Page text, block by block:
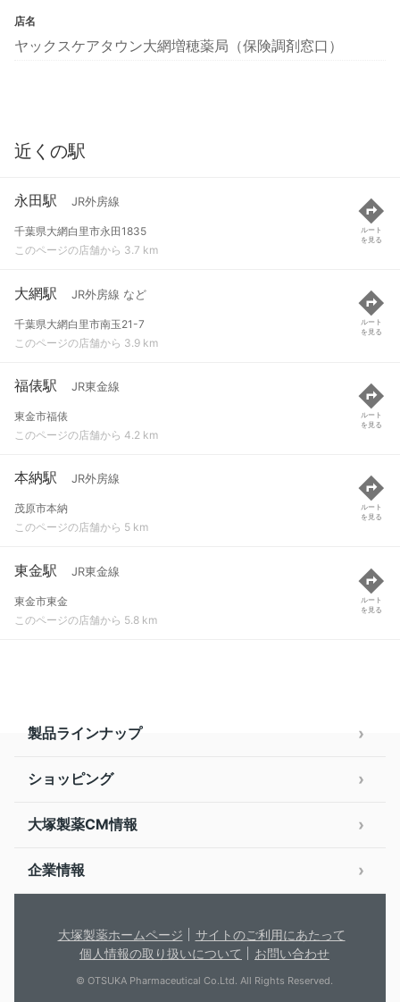
店名
ヤックスケアタウン大網増穂薬局（保険調剤窓口）
近くの駅
永田駅 JR外房線
千葉県大網白里市永田1835
このページの店舗から 3.7 km
ルート
を見る
大網駅 JR外房線 など
千葉県大網白里市南玉21-7
このページの店舗から 3.9 km
ルート
を見る
福俵駅 JR東金線
東金市福俵
このページの店舗から 4.2 km
ルート
を見る
本納駅 JR外房線
茂原市本納
このページの店舗から 5 km
ルート
を見る
東金駅 JR東金線
東金市東金
このページの店舗から 5.8 km
ルート
を見る
製品ラインナップ
ショッピング
大塚製薬CM情報
企業情報
大塚製薬ホームページ
サイトのご利用にあたって
個人情報の取り扱いについて
お問い合わせ
© OTSUKA Pharmaceutical Co.Ltd. All Rights Reserved.